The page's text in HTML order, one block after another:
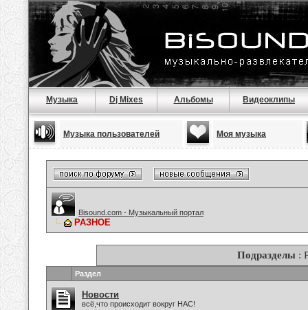
Музыка Dj Mixes Альбомы Видеоклипы
Музыка пользователей Моя музыка
Bisound.com - Музыкальный портал
РАЗНОЕ
Подразделы :
Раздел
Новости
всё,что происходит вокруг НАС!